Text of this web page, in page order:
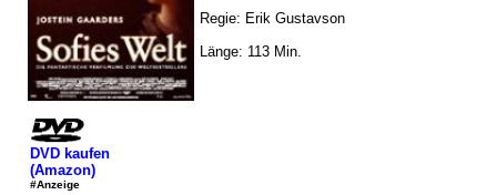
Regie: Erik Gustavson
Länge: 113 Min.
DVD kaufen
(Amazon)
#Anzeige